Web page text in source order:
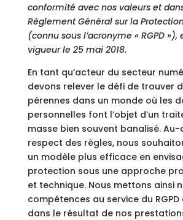
conformité avec nos valeurs et
Règlement Général sur la
(connu sous l’acronyme « RGPD »),
vigueur le 25 mai 2018.
En tant qu’acteur du secteur
devons relever le défi de trouver
pérennes dans un monde où les
personnelles font l’objet d’un
masse bien souvent banalisé.
respect des règles, nous
un modèle plus efficace en
protection sous une approche
et technique. Nous mettons ainsi
compétences au service du
dans le résultat de nos